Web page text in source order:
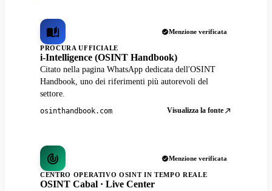
Menzione verificata
PROCURA UFFICIALE
i-Intelligence (OSINT Handbook)
Citato nella pagina WhatsApp dedicata dell'OSINT
Handbook, uno dei riferimenti più autorevoli del
settore.
osinthandbook.com Visualizza la fonte
Menzione verificata
CENTRO OPERATIVO OSINT IN TEMPO REALE
OSINT Cabal · Live Center